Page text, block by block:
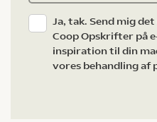
Ja, tak. Send mig
Coop Opskrifter på
inspiration til din
vores behandling af